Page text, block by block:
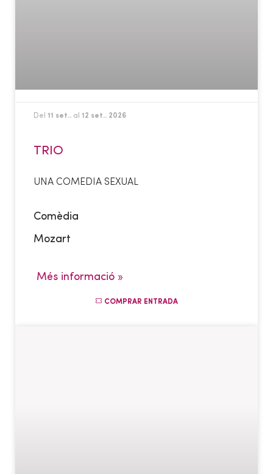
Del 11 set.. al 12 set.. 2026
TRIO
UNA COMEDIA SEXUAL
Comèdia
Mozart
Més informació »
COMPRAR ENTRADA